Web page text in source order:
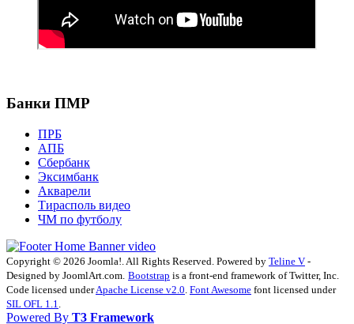
Банки ПМР
ПРБ
АПБ
Сбербанк
Эксимбанк
Акварели
Тирасполь видео
ЧМ по футболу
Copyright © 2026 Joomla!. All Rights Reserved. Powered by Teline V -
Designed by JoomlArt.com. Bootstrap is a front-end framework of Twitter, Inc.
Code licensed underApache License v2.0 Font Awesome font licensed under
SIL OFL 1.1
Powered By T3 Framework